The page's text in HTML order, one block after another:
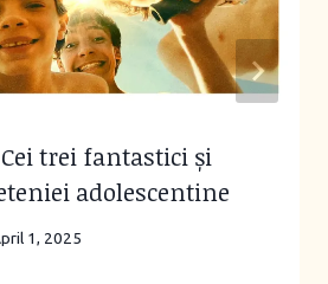
trei fantastici și
adolescentine
1, 2025